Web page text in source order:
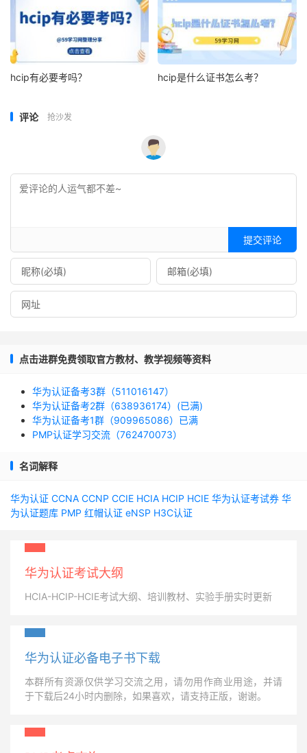
hcip有必要考吗？ hcip是什么证书怎么考？
评论 抢沙发
提交评论
点击进群免费领取官方教材、教学视频等资料
华为认证备考3群（511016147）
华为认证备考2群（638936174）(已满)
华为认证备考1群（909965086）已满
PMP认证学习交流（762470073）
名词解释
华为认证 CCNA CCNP CCIE HCIA HCIP HCIE 华为认证考试券 华
为认证题库 PMP 红帽认证 eNSP H3C认证
华为认证考试大纲
HCIA-HCIP-HCIE考试大纲、培训教材、实验手册实时更新
华为认证必备电子书下载
本群所有资源仅供学习交流之用，请勿用作商业用途，并请
于下载后24小时内删除，如果喜欢，请支持正版，谢谢。